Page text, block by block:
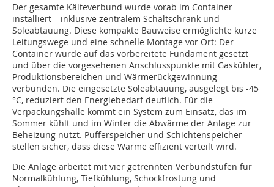
Der gesamte Kälteverbund wurde vorab im Container
installiert – inklusive zentralem Schaltschrank und
Soleabtauung. Diese kompakte Bauweise ermöglichte kurze
Leitungswege und eine schnelle Montage vor Ort: Der
Container wurde auf das vorbereitete Fundament gesetzt
und über die vorgesehenen Anschlusspunkte mit Gaskühler,
Produktionsbereichen und Wärmerückgewinnung
verbunden. Die eingesetzte Soleabtauung, ausgelegt bis -45
°C, reduziert den Energiebedarf deutlich. Für die
Verpackungshalle kommt ein System zum Einsatz, das im
Sommer kühlt und im Winter die Abwärme der Anlage zur
Beheizung nutzt. Pufferspeicher und Schichtenspeicher
stellen sicher, dass diese Wärme effizient verteilt wird.
Die Anlage arbeitet mit vier getrennten Verbundstufen für
Normalkühlung, Tiefkühlung, Schockfrostung und